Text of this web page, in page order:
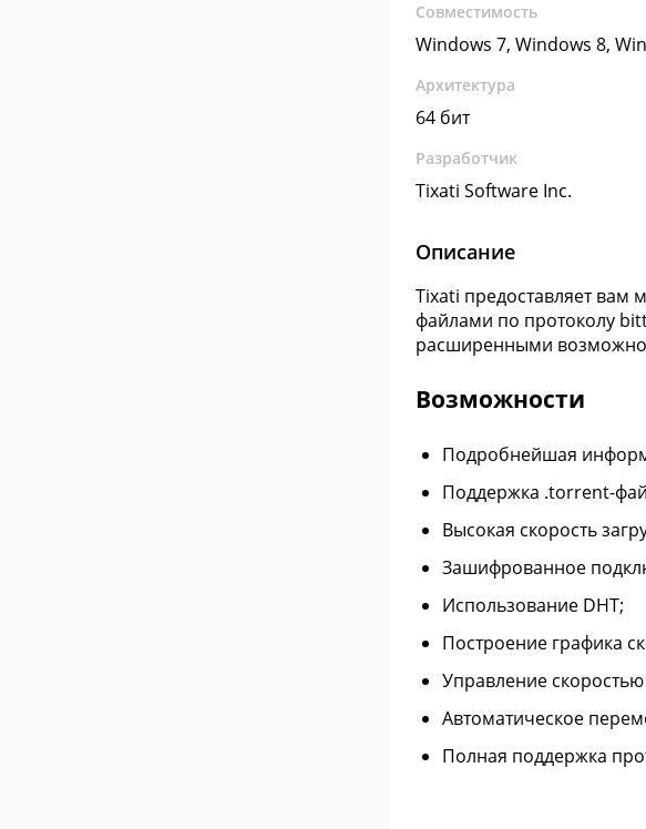
Совместимость
Windows 7, Windows 8,
Архитектура
64 бит
Разработчик
Tixati Software Inc.
Описание
Tixati предоставляет вам
файлами по протоколу
расширенными
Возможности
Подробнейшая
Поддержка .torrent-
Высокая скорость
Зашифрованное
Использование DHT;
Построение графика
Управление скоростью
Автоматическое
Полная поддержка